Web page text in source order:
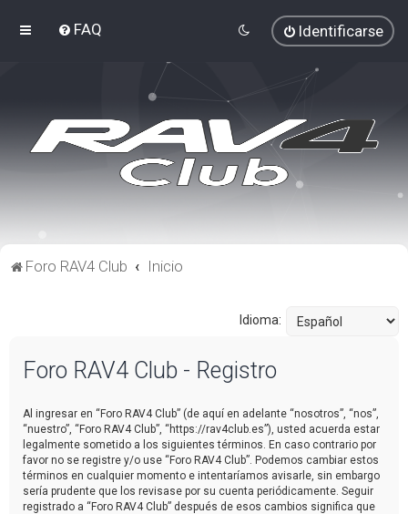
FAQ Identificarse
Foro RAV4 Club Inicio
Idioma:
Foro RAV4 Club - Registro
Al ingresar en “Foro RAV4 Club” (de aquí en adelante “nosotros”, “nos”,
“nuestro”, “Foro RAV4 Club”, “https://rav4club.es”), usted acuerda estar
legalmente sometido a los siguientes términos. En caso contrario por
favor no se registre y/o use “Foro RAV4 Club”. Podemos cambiar estos
términos en cualquier momento e intentaríamos avisarle, sin embargo
sería prudente que los revisase por su cuenta periódicamente. Seguir
registrado a “Foro RAV4 Club” después de esos cambios significa que